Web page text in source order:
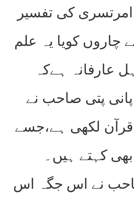
امرتسری کی تفسیر
چاروں کویا یہ علم
عارفانہ ہےکہ
پانی پتی صاحب نے
قرآن لکھی ہے،جسے
کہتے ہیں۔
نے اس جگہ اس